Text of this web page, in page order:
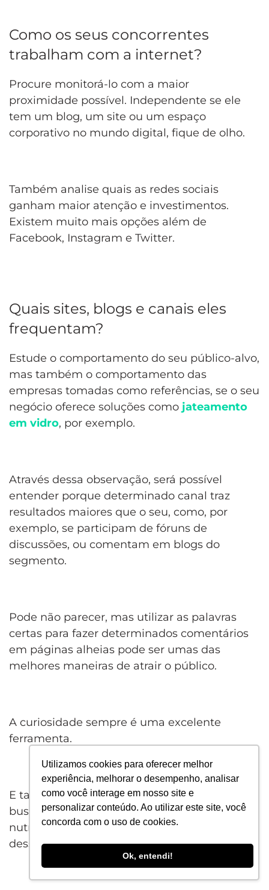
Utilizamos cookies para oferecer melhor
experiência, melhorar o desempenho, analisar
como você interage em nosso site e
personalizar conteúdo. Ao utilizar este site, você
concorda com o uso de cookies.
Ok, entendi!
Como os seus concorrentes
trabalham com a internet?
Procure monitorá-lo com a maior
proximidade possível. Independente se ele
tem um blog, um site ou um espaço
corporativo no mundo digital, fique de olho.
Também analise quais as redes sociais
ganham maior atenção e investimentos.
Existem muito mais opções além de
Facebook, Instagram e Twitter.
Quais sites, blogs e canais eles
frequentam?
Estude o comportamento do seu público-alvo,
mas também o comportamento das
empresas tomadas como referências, se o seu
negócio oferece soluções como jateamento
em vidro, por exemplo.
Através dessa observação, será possível
entender porque determinado canal traz
resultados maiores que o seu, como, por
exemplo, se participam de fóruns de
discussões, ou comentam em blogs do
segmento.
Pode não parecer, mas utilizar as palavras
certas para fazer determinados comentários
em páginas alheias pode ser umas das
melhores maneiras de atrair o público.
A curiosidade sempre é uma excelente
ferramenta.
E também, é claro, poderá saber onde eles
buscam informações para manter seu público
nutrido ou sua página atualizada, se valendo
dessa mesma fonte.